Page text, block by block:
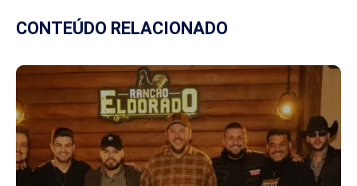
CONTEÚDO RELACIONADO